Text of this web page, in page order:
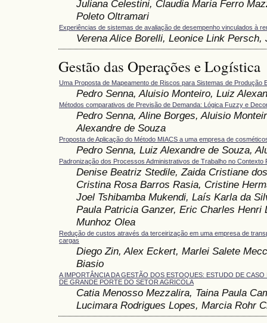
Juliana Celestini, Claudia Maria Ferro
Poleto Oltramari
Experiências de sistemas de avaliação de desempenho vinculados à
Verena Alice Borelli, Leonice Link Persch,
Gestão das Operações e Logística
Uma Proposta de Mapeamento de Riscos para Sistemas de Produção
Pedro Senna, Aluisio Monteiro, Luiz
Métodos comparativos de Previsão de Demanda: Lógica Fuzzy e
Pedro Senna, Aline Borges, Aluisio
Alexandre de Souza
Proposta de Aplicação do Método MIACS a uma empresa de
Pedro Senna, Luiz Alexandre de Souza,
Padronização dos Processos Administrativos de Trabalho no Contexto
Denise Beatriz Stedile, Zaida Cristiane
Cristina Rosa Barros Rasia, Cristine
Joel Tshibamba Mukendi, Laís Karla da
Paula Patricia Ganzer, Eric Charles Henri
Munhoz Olea
Redução de custos através da terceirização em uma empresa de
cargas
Diego Zin, Alex Eckert, Marlei Salete
Biasio
A IMPORTÂNCIA DA GESTÃO DOS ESTOQUES: ESTUDO DE CASO
DE GRANDE PORTE DO SETOR AGRICOLA
Catia Menosso Mezzalira, Taina Paula
Lucimara Rodrigues Lopes, Marcia Rohr